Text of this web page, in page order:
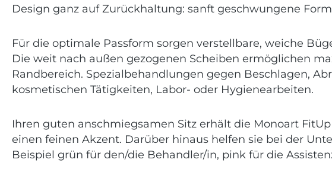
Design ganz auf Zurückhaltung: sanft geschwungene
Für die optimale Passform sorgen verstellbare, weiche
Die weit nach außen gezogenen Scheiben ermöglichen
Randbereich. Spezialbehandlungen gegen Beschlagen,
kosmetischen Tätigkeiten, Labor- oder Hygienearbeiten.
Ihren guten anschmiegsamen Sitz erhält die Monoart
einen feinen Akzent. Darüber hinaus helfen sie bei der
Beispiel grün für den/die Behandler/in, pink für die